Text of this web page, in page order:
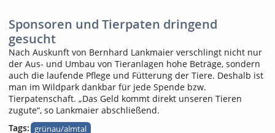
Sponsoren und Tierpaten dringend
gesucht
Nach Auskunft von Bernhard Lankmaier verschlingt nicht nur
der Aus- und Umbau von Tieranlagen hohe Beträge, sondern
auch die laufende Pflege und Fütterung der Tiere. Deshalb ist
man im Wildpark dankbar für jede Spende bzw.
Tierpatenschaft. „Das Geld kommt direkt unseren Tieren
zugute“, so Lankmaier abschließend.
Tags: grünau/almtal